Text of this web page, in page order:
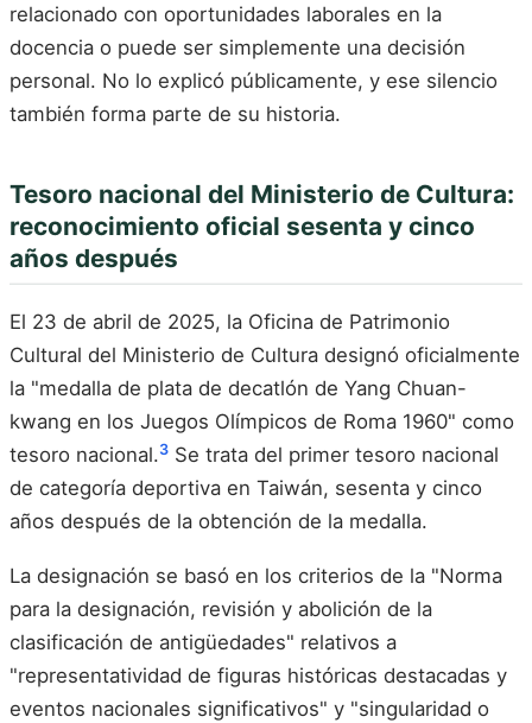
relacionado con oportunidades laborales en la
docencia o puede ser simplemente una decisión
personal. No lo explicó públicamente, y ese silencio
también forma parte de su historia.
Tesoro nacional del Ministerio de Cultura:
reconocimiento oficial sesenta y cinco
años después
El 23 de abril de 2025, la Oficina de Patrimonio
Cultural del Ministerio de Cultura designó oficialmente
la "medalla de plata de decatlón de Yang Chuan-
kwang en los Juegos Olímpicos de Roma 1960" como
tesoro nacional.3 Se trata del primer tesoro nacional
de categoría deportiva en Taiwán, sesenta y cinco
años después de la obtención de la medalla.
La designación se basó en los criterios de la "Norma
para la designación, revisión y abolición de la
clasificación de antigüedades" relativos a
"representatividad de figuras históricas destacadas y
eventos nacionales significativos" y "singularidad o